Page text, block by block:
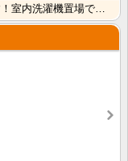
高知市中心地にほど近く生活に便利な立地です！室内洗濯機置場で冬でもお洗濯快適！バス・トイレ別なので、･･･